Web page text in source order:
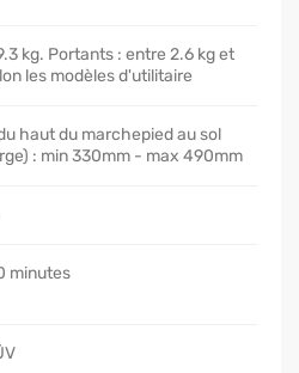
kg. Portants : entre 2.6 kg et
les modèles d'utilitaire
haut du marchepied au sol
: min 330mm - max 490mm
minutes